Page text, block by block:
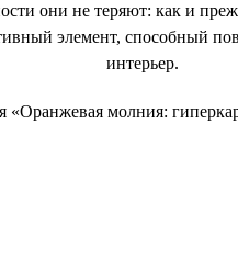
они не теряют: как и
элемент, способный
интерьер.